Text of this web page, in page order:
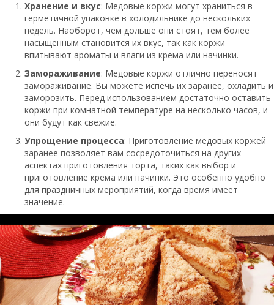
Хранение и вкус: Медовые коржи могут храниться в
герметичной упаковке в холодильнике до нескольких
недель. Наоборот, чем дольше они стоят, тем более
насыщенным становится их вкус, так как коржи
впитывают ароматы и влаги из крема или начинки.
Замораживание: Медовые коржи отлично переносят
замораживание. Вы можете испечь их заранее, охладить и
заморозить. Перед использованием достаточно оставить
коржи при комнатной температуре на несколько часов, и
они будут как свежие.
Упрощение процесса: Приготовление медовых коржей
заранее позволяет вам сосредоточиться на других
аспектах приготовления торта, таких как выбор и
приготовление крема или начинки. Это особенно удобно
для праздничных мероприятий, когда время имеет
значение.